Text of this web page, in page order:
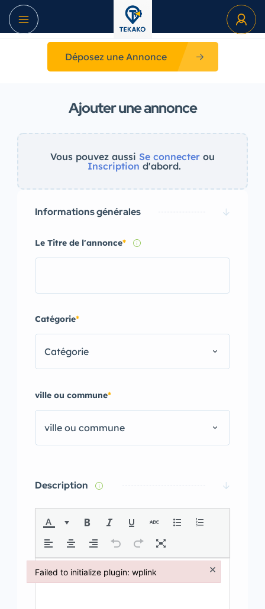
Déposez une Annonce
Ajouter une annonce
Vous pouvez aussi Se connecter ou
Inscription d'abord.
Informations générales
Le Titre de l'annonce*
Catégorie*
Catégorie
ville ou commune*
ville ou commune
Description
Failed to initialize plugin: wplink ×
Failed to initialize plugin: wplink